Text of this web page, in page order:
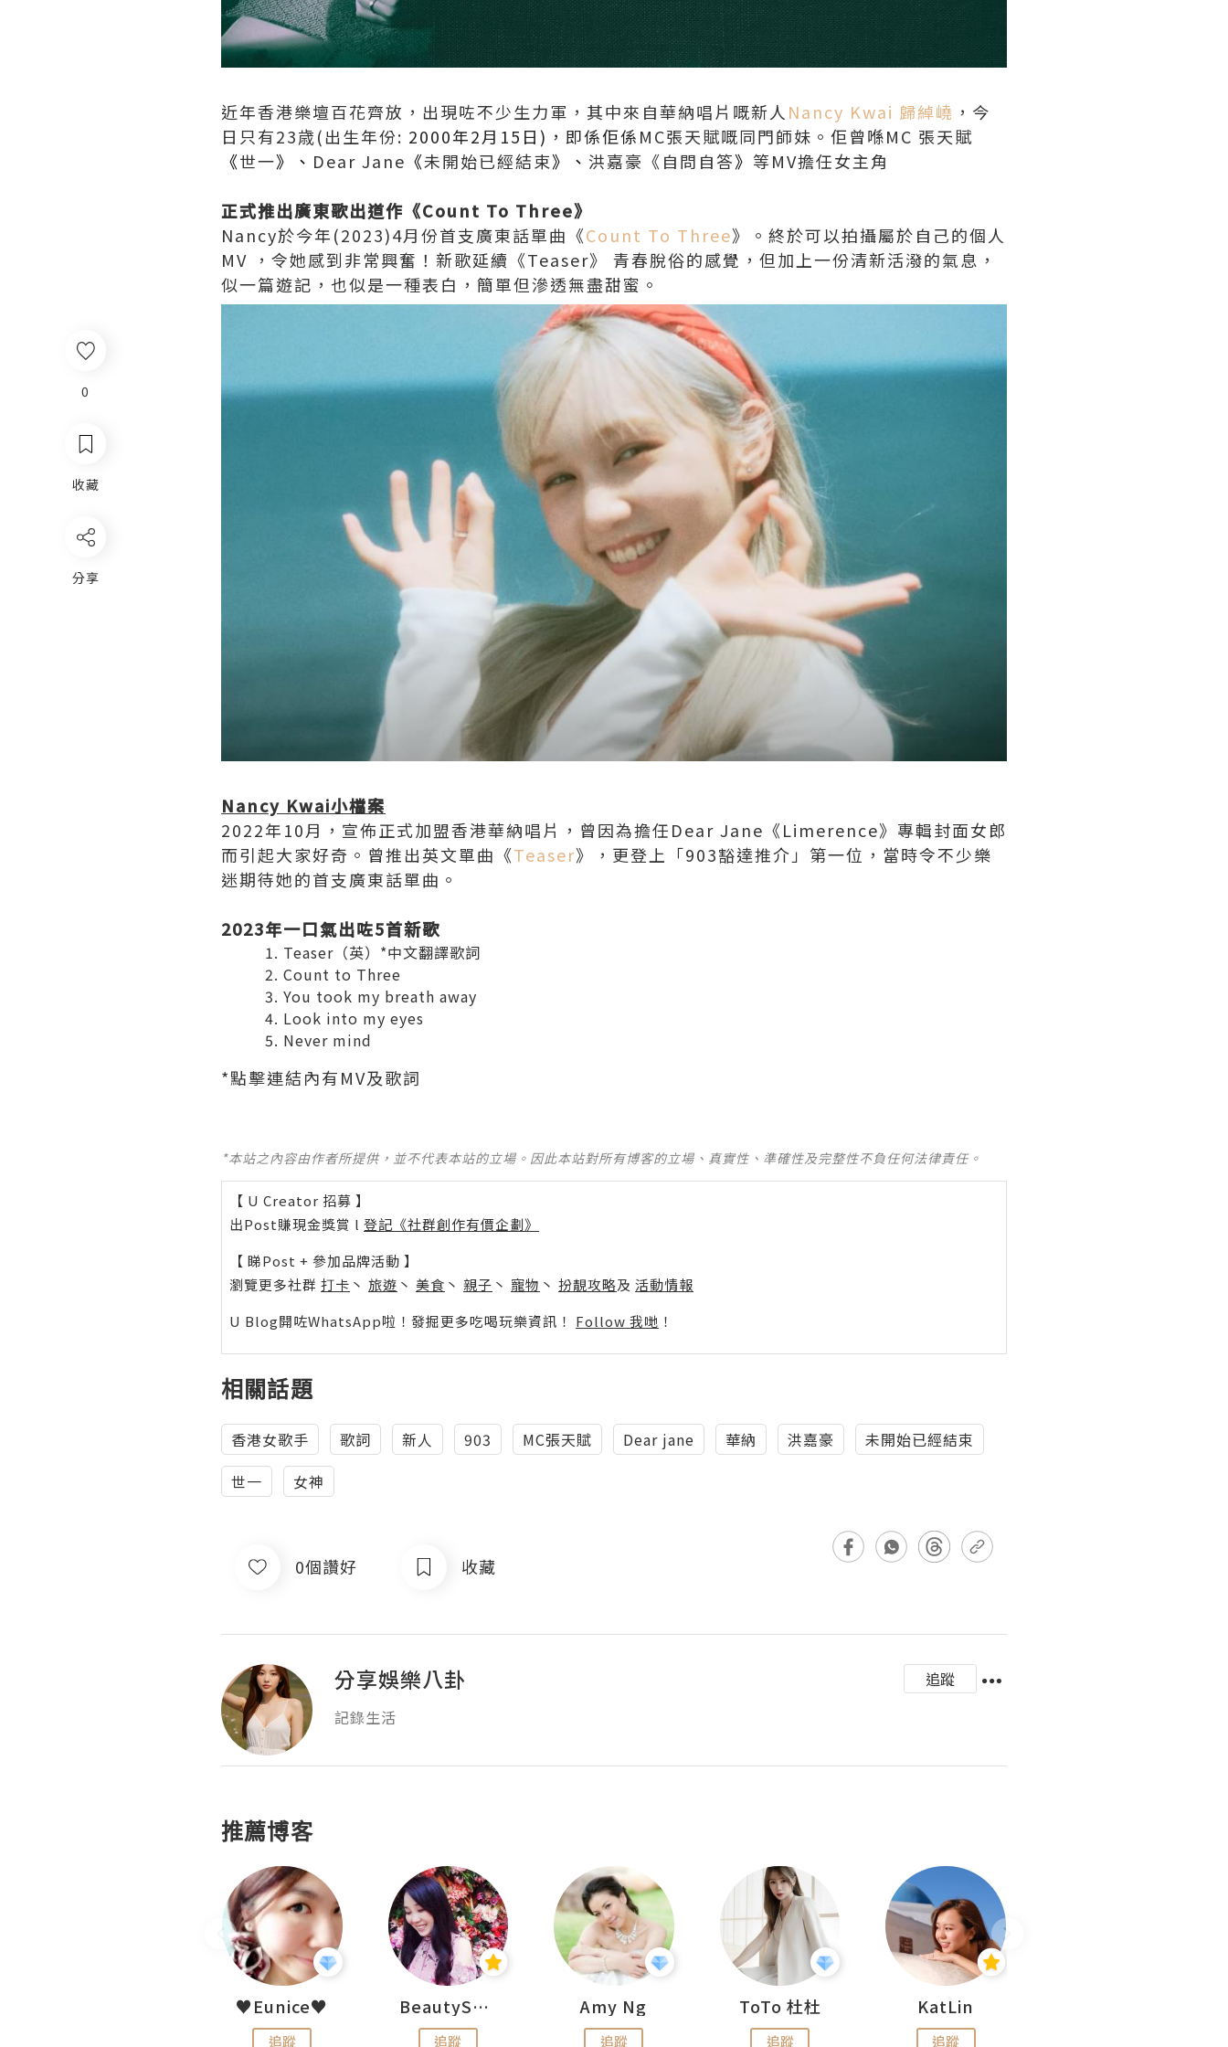
0
收藏
分享
近年香港樂壇百花齊放，出現咗不少生力軍，其中來自華納唱片嘅新人 Nancy Kwai 歸綽嶢 ，今
日只有23歳(出生年份: 2000年2月15日)，即係佢係MC張天賦嘅同門師妹。佢曾喺MC 張天賦
《世一》、 Dear Jane 《未開始已經結束》、 洪嘉豪 《自問自答》 等MV擔任女主角
正式推出廣東歌出道作《Count To Three》
Nancy於今年(2023)4月份首支廣東話單曲《Count To Three》。終於可以拍攝屬於自己的個人
MV ，令她感到非常興奮！新歌延續《Teaser》 青春脫俗的感覺，但加上一份清新活潑的氣息，
似一篇遊記，也似是一種表白，簡單但滲透無盡甜蜜。
Nancy Kwai小檔案
2022年10月，宣佈正式加盟香港華納唱片，曾因為擔任Dear Jane《Limerence》專輯封面女郎
而引起大家好奇。曾推出英文單曲《Teaser》，更登上「903豁達推介」第一位，當時令不少樂
迷期待她的首支廣東話單曲。
2023年一口氣出咗5首新歌
Teaser（英）*中文翻譯歌詞
Count to Three
You took my breath away
Look into my eyes
Never mind
*點擊連結內有MV及歌詞
*本站之內容由作者所提供，並不代表本站的立場。因此本站對所有博客的立場、真實性、準確性及完整性不負任何法律責任。
【 U Creator 招募 】
出Post賺現金獎賞 l 登記《社群創作有價企劃》
【 睇Post + 參加品牌活動 】
瀏覽更多社群 打卡 丶 旅遊 丶 美食 丶 親子 丶 寵物 丶 扮靚攻略及 活動情報
U Blog開咗WhatsApp啦！發掘更多吃喝玩樂資訊！ Follow 我哋 ！
相關話題
香港女歌手 歌詞 新人 903 MC張天賦 Dear jane 華納 洪嘉豪
未開始已經結束
世一
女神
0個讚好 收藏
分享娛樂八卦
追蹤
記錄生活
推薦博客
♥Eunice♥
追蹤
BeautySearch
追蹤
Amy Ng
追蹤
ToTo 杜杜
追蹤
KatLin
追蹤